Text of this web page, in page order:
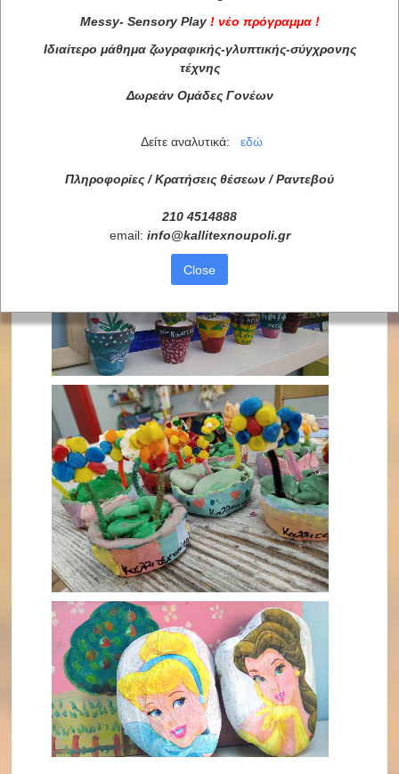
Messy- Sensory Play ! νέο πρόγραμμα !
Ιδιαίτερο μάθημα ζωγραφικής-γλυπτικής-σύγχρονης
τέχνης
Δωρεάν Ομάδες Γονέων
Δείτε αναλυτικά: εδώ
Πληροφορίες / Κρατήσεις θέσεων / Ραντεβού
210 4514888
email: info@kallitexnoupoli.gr
Close